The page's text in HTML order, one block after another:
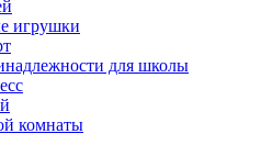
игрушки
для школы
комнаты